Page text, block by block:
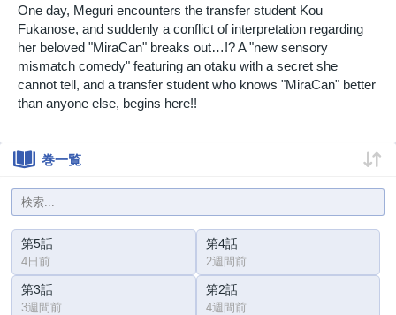
One day, Meguri encounters the transfer student Kou
Fukanose, and suddenly a conflict of interpretation regarding
her beloved "MiraCan" breaks out…!? A "new sensory
mismatch comedy" featuring an otaku with a secret she
cannot tell, and a transfer student who knows "MiraCan" better
than anyone else, begins here!!
巻一覧
第5話
4日前
第4話
2週間前
第3話
3週間前
第2話
4週間前